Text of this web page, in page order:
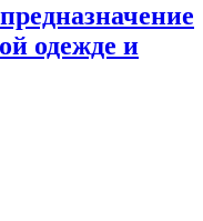
одежде и